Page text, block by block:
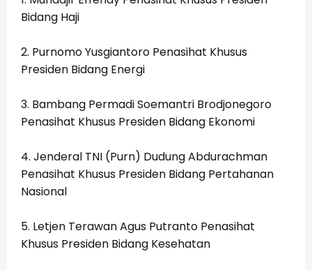
Bidang Haji
2. Purnomo Yusgiantoro Penasihat Khusus
Presiden Bidang Energi
3. Bambang Permadi Soemantri Brodjonegoro
Penasihat Khusus Presiden Bidang Ekonomi
4. Jenderal TNI (Purn) Dudung Abdurachman
Penasihat Khusus Presiden Bidang Pertahanan
Nasional
5. Letjen Terawan Agus Putranto Penasihat
Khusus Presiden Bidang Kesehatan